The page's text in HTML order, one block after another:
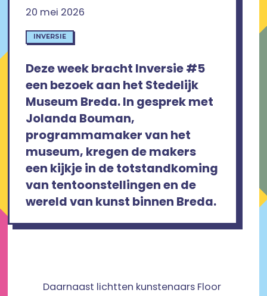
20 mei 2026
INVERSIE
Deze week bracht Inversie #5
een bezoek aan het Stedelijk
Museum Breda. In gesprek met
Jolanda Bouman,
programmamaker van het
museum, kregen de makers
een kijkje in de totstandkoming
van tentoonstellingen en de
wereld van kunst binnen Breda.
Daarnaast lichtten kunstenaars Floor